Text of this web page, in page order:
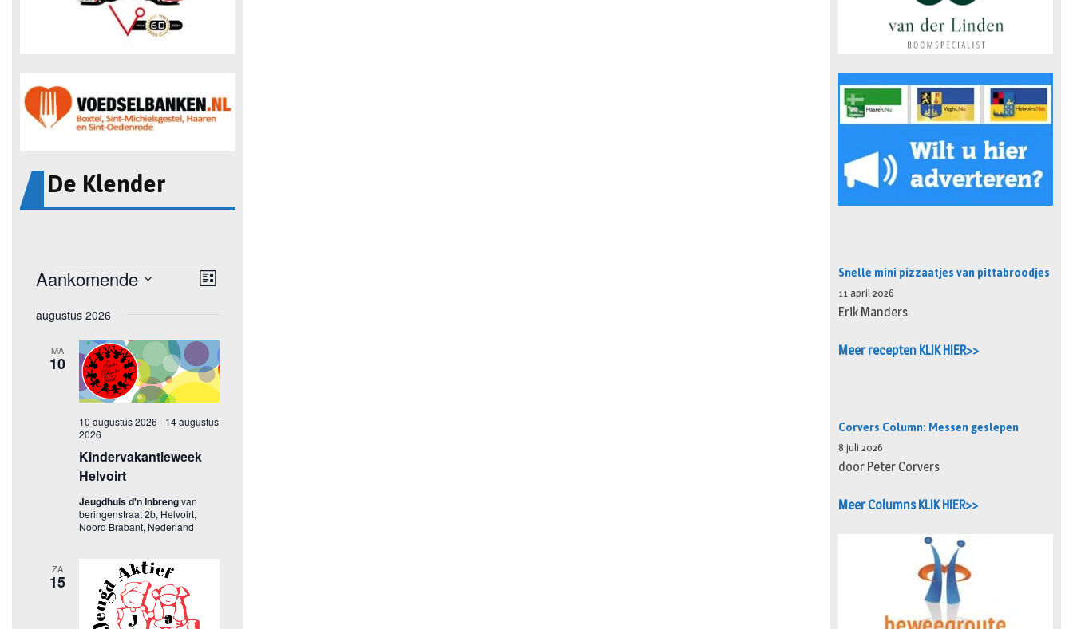
De Klender
Snelle mini pizzaatjes van pittabroodjes
11 april 2026
Erik Manders
Meer recepten KLIK HIER>>
Corvers Column: Messen geslepen
8 juli 2026
door Peter Corvers
Meer Columns KLIK HIER>>